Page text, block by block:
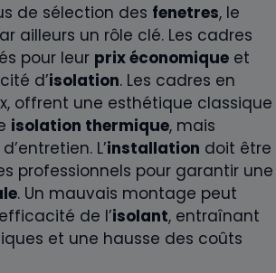
de sélection des fenetres, le
ailleurs un rôle clé. Les cadres
pour leur prix économique et
d’isolation. Les cadres en
offrent une esthétique classique
isolation thermique, mais
L’installation doit être
professionnels pour garantir une
. Un mauvais montage peut
de l’isolant, entraînant
et une hausse des coûts